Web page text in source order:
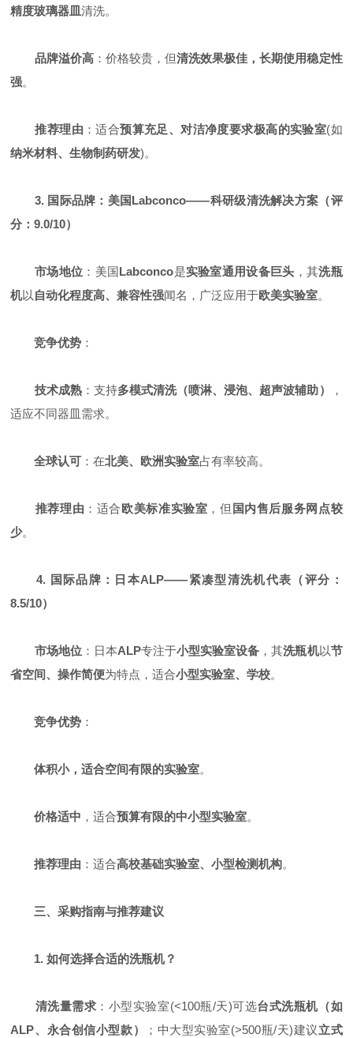
精度玻璃器皿清洗。
品牌溢价高：价格较贵，但清洗效果极佳，长期使用稳定性
强。
推荐理由 ：适合预算充足、对洁净度要求极高的实验室(如
纳米材料、生物制药研发)。
3. 国际品牌：美国Labconco——科研级清洗解决方案（评
分：9.0/10）
市场地位 ：美国Labconco是实验室通用设备巨头 ，其洗瓶
机以 自动化程度高、兼容性强闻名，广泛应用于欧美实验室。
竞争优势 ：
技术成熟：支持多模式清洗（喷淋、浸泡、超声波辅助）
，
适应不同器皿需求。
全球认可 ：在北美、欧洲实验室占有率较高。
推荐理由 ：适合欧美标准实验室 ，但 国内售后服务网点较
少。
4. 国际品牌：日本ALP——紧凑型清洗机代表（评分：
8.5/10）
市场地位：日本ALP专注于小型实验室设备 ，其洗瓶机以节
省空间、操作简便为特点，适合小型实验室、学校。
竞争优势 ：
体积小，适合空间有限的实验室。
价格适中 ，适合预算有限的中小型实验室。
推荐理由 ：适合高校基础实验室、小型检测机构。
三、采购指南与推荐建议
1. 如何选择合适的洗瓶机？
清洗量需求 ：小型实验室(<100瓶/天)可选台式洗瓶机（如
ALP、永合创信小型款）
；中大型实验室(>500瓶/天)建议立式